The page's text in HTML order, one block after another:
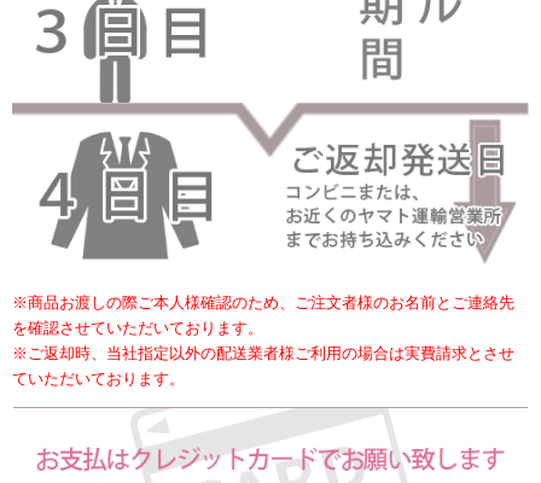
※商品お渡しの際ご本人様確認のため、ご注文者様のお名前とご連絡先
を確認させていただいております。
※ご返却時、当社指定以外の配送業者様ご利用の場合は実費請求とさせ
ていただいております。